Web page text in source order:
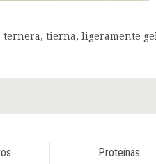
tierna, ligeramente
Proteínas